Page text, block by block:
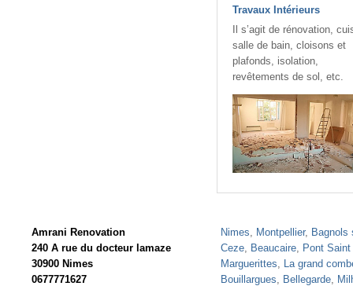
Travaux Intérieurs
Il s’agit de rénovation,
salle de bain, cloisons et
plafonds, isolation,
revêtements de sol, etc.
Amrani Renovation
240 A rue du docteur lamaze
30900 Nimes
0677771627
Nimes, Montpellier, Bagnols
Ceze, Beaucaire, Pont
Marguerittes, La grand
Bouillargues, Bellegarde,